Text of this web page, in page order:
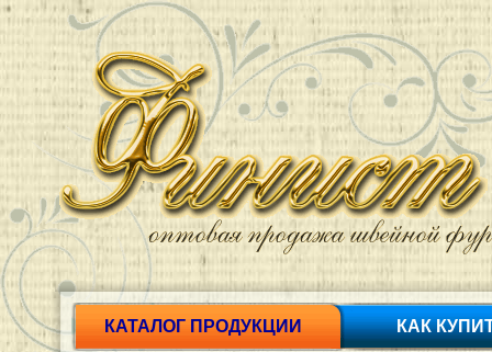
КАТАЛОГ ПРОДУКЦИИ КАК